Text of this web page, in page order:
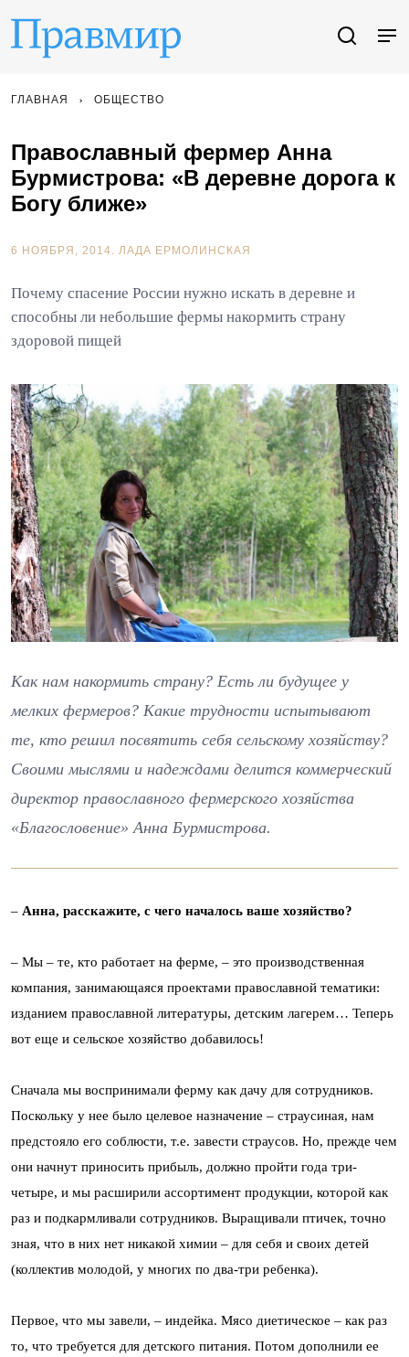
ГЛАВНАЯ ОБЩЕСТВО
Православный фермер Анна
Бурмистрова: «В деревне дорога к
Богу ближе»
6 НОЯБРЯ, 2014. ЛАДА ЕРМОЛИНСКАЯ
Почему спасение России нужно искать в деревне и
способны ли небольшие фермы накормить страну
здоровой пищей
Как нам накормить страну? Есть ли будущее у
мелких фермеров? Какие трудности испытывают
те, кто решил посвятить себя сельскому хозяйству?
Своими мыслями и надеждами делится коммерческий
директор православного фермерского хозяйства
«Благословение» Анна Бурмистрова.
– Анна, расскажите, с чего началось ваше хозяйство?
– Мы – те, кто работает на ферме, – это производственная
компания, занимающаяся проектами православной тематики:
изданием православной литературы, детским лагерем… Теперь
вот еще и сельское хозяйство добавилось!
Сначала мы воспринимали ферму как дачу для сотрудников.
Поскольку у нее было целевое назначение – страусиная, нам
предстояло его соблюсти, т.е. завести страусов. Но, прежде чем
они начнут приносить прибыль, должно пройти года три-
четыре, и мы расширили ассортимент продукции, которой как
раз и подкармливали сотрудников. Выращивали птичек, точно
зная, что в них нет никакой химии – для себя и своих детей
(коллектив молодой, у многих по два-три ребенка).
Первое, что мы завели, – индейка. Мясо диетическое – как раз
то, что требуется для детского питания. Потом дополнили ее